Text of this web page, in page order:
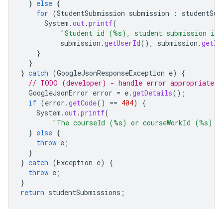
} else {
for (StudentSubmission submission :
System .out.printf(
"Student id (%s), student submission id
submission .getUserId(), submission .getId
}
}
} catch (GoogleJsonResponseException e)
{
// TODO (developer) - handle error appropriately
GoogleJsonError error = e.getDetails();
if (error .getCode() == 404)
{
System .out.printf(
"The courseId (%s) or courseWorkId (%s)
} else {
throw e ;
}
} catch (Exception e)
{
throw e ;
}
return studentSubmissions ;